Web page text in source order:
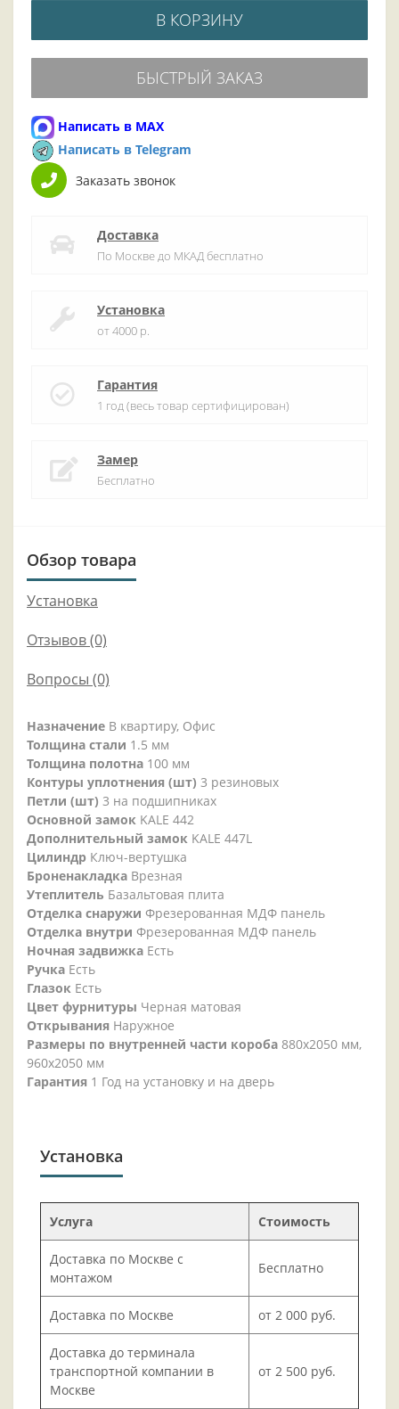
В КОРЗИНУ
БЫСТРЫЙ ЗАКАЗ
Написать в MAX
Написать в Telegram
Заказать звонок
Доставка
По Москве до МКАД бесплатно
Установка
от 4000 р.
Гарантия
1 год (весь товар сертифицирован)
Замер
Бесплатно
Обзор товара
Установка
Отзывов (0)
Вопросы (0)
Назначение В квартиру, Офис
Толщина стали 1.5 мм
Толщина полотна 100 мм
Контуры уплотнения (шт) 3 резиновых
Петли (шт) 3 на подшипниках
Основной замок KALE 442
Дополнительный замок KALE 447L
Цилиндр Ключ-вертушка
Броненакладка Врезная
Утеплитель Базальтовая плита
Отделка снаружи Фрезерованная МДФ панель
Отделка внутри Фрезерованная МДФ панель
Ночная задвижка Есть
Ручка Есть
Глазок Есть
Цвет фурнитуры Черная матовая
Открывания Наружное
Размеры по внутренней части короба 880х2050 мм,
960х2050 мм
Гарантия 1 Год на установку и на дверь
Установка
Услуга Стоимость
Доставка по Москве с
монтажом
Бесплатно
Доставка по Москве от 2 000 руб.
Доставка до терминала
транспортной компании в
Москве
от 2 500 руб.